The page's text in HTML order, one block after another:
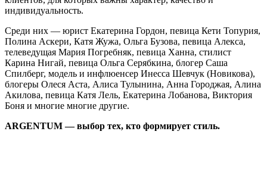
индивидуальность.
Среди них — юрист Екатерина Гордон, певица Кети Топурия,
Полина Аскери, Катя Жужа, Ольга Бузова, певица Алекса,
телеведущая Мария Погребняк, певица Ханна, стилист
Карина Нигай, певица Ольга Серябкина, блогер Саша
Спилберг, модель и инфлюенсер Инесса Шевчук (Новикова),
блогеры Олеся Аста, Алиса Тулынина, Анна Городжая, Алина
Акилова, певица Катя Лель, Екатерина Лобанова, Виктория
Боня и многие многие другие.
ARGENTUM — выбор тех, кто формирует стиль.